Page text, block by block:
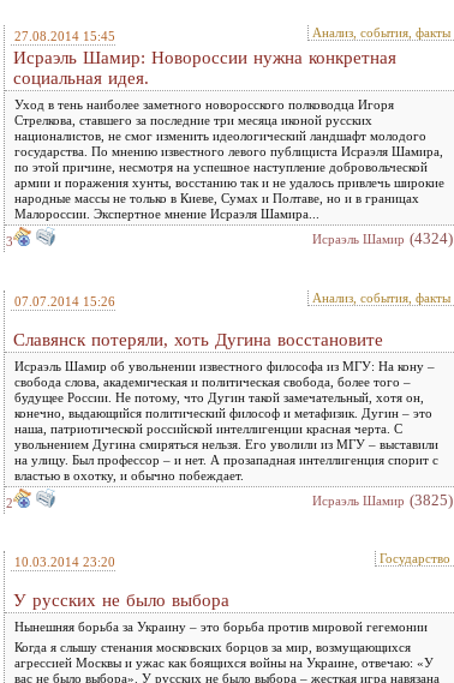
27.08.2014 15:45 Анализ, события, факты
Исраэль Шамир: Новороссии нужна конкретная
социальная идея.
Уход в тень наиболее заметного новоросского полководца Игоря
Стрелкова, ставшего за последние три месяца иконой русских
националистов, не смог изменить идеологический ландшафт молодого
государства. По мнению известного левого публициста Исраэля Шамира,
по этой причине, несмотря на успешное наступление добровольческой
армии и поражения хунты, восстанию так и не удалось привлечь широкие
народные массы не только в Киеве, Сумах и Полтаве, но и в границах
Малороссии. Экспертное мнение Исраэля Шамира...
3
Исраэль Шамир (4324)
07.07.2014 15:26 Анализ, события, факты
Славянск потеряли, хоть Дугина восстановите
Исраэль Шамир об увольнении известного философа из МГУ: На кону –
свобода слова, академическая и политическая свобода, более того –
будущее России. Не потому, что Дугин такой замечательный, хотя он,
конечно, выдающийся политический философ и метафизик. Дугин – это
наша, патриотической российской интеллигенции красная черта. С
увольнением Дугина смиряться нельзя. Его уволили из МГУ – выставили
на улицу. Был профессор – и нет. А прозападная интеллигенция спорит с
властью в охотку, и обычно побеждает.
2
Исраэль Шамир (3825)
10.03.2014 23:20 Государство
У русских не было выбора
Нынешняя борьба за Украину – это борьба против мировой гегемонии
Когда я слышу стенания московских борцов за мир, возмущающихся
агрессией Москвы и ужас как боящихся войны на Украине, отвечаю: «У
вас не было выбора». У русских не было выбора – жесткая игра навязана